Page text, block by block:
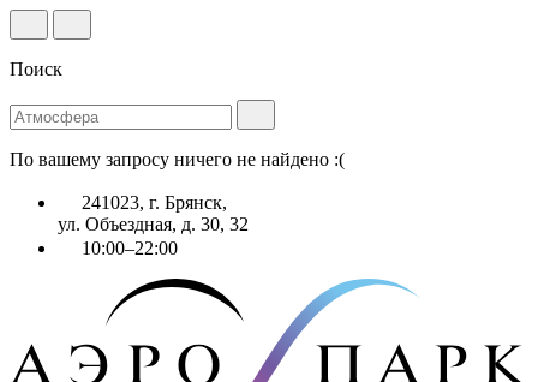
Поиск
По вашему запросу ничего не найдено :(
241023, г. Брянск,
ул. Объездная, д. 30, 32
10:00–22:00